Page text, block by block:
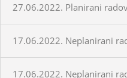
27.06.2022. Planirani
17.06.2022. Neplanirani
17.06.2022. Neplanirani